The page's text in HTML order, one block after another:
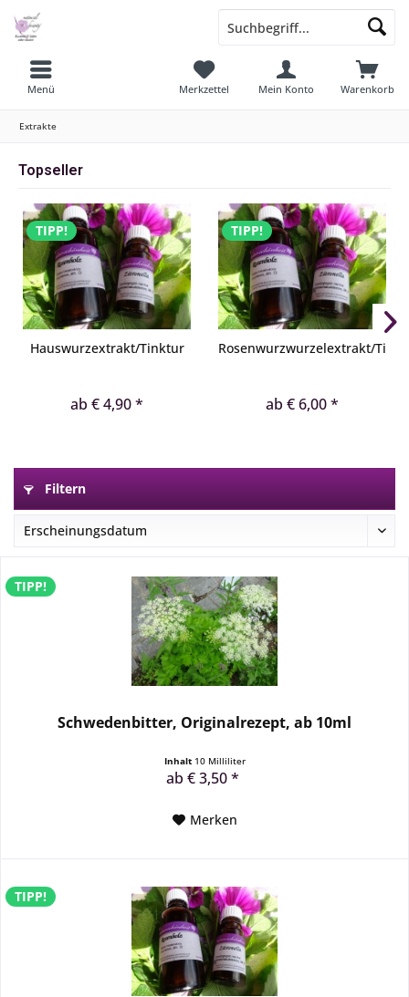
Menü Warenkorb
Merkzettel Mein Konto
Extrakte
Topseller
TIPP!
Hauswurzextrakt/Tinktur
ab € 4,90 *
TIPP!
Rosenwurzwurzelextrakt/
ab € 6,00 *
Filtern
TIPP!
Schwedenbitter, Originalrezept, ab 10ml
Inhalt 10 Milliliter
ab € 3,50 *
Merken
TIPP!